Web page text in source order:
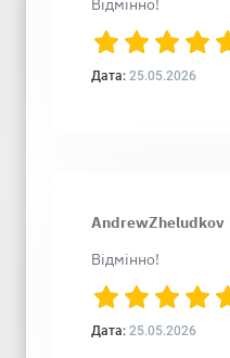
Відмінно!
Дата: 25.05.2026
AndrewZheludkov
Відмінно!
Дата: 25.05.2026